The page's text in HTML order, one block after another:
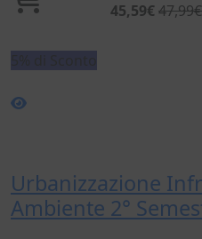
45,59€ 47,99€
Urbanizzazione
Ambiente 2°